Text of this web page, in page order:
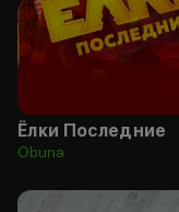
Ёлки Последние
Obuna